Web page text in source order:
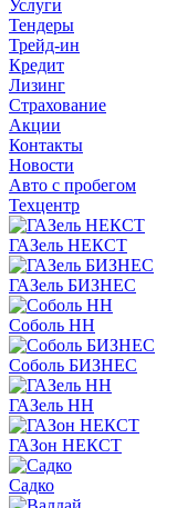
Услуги
Тендеры
Трейд-ин
Кредит
Лизинг
Страхование
Акции
Контакты
Новости
Авто с пробегом
Техцентр
ГАЗель НЕКСТ
ГАЗель БИЗНЕС
Соболь НН
Соболь БИЗНЕС
ГАЗель НН
ГАЗон НЕКСТ
Садко